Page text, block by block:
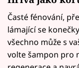
Časté fénování,
lámající se
všechno může s
volte šampon pro